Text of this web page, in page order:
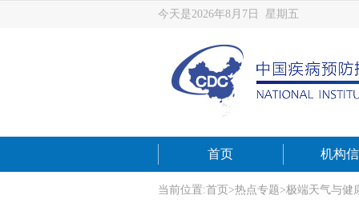
今天是2026年8月7日 星期五
首页 机构
当前位置:首页 >热点专题>极端天气与健